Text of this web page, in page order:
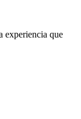
experiencia que